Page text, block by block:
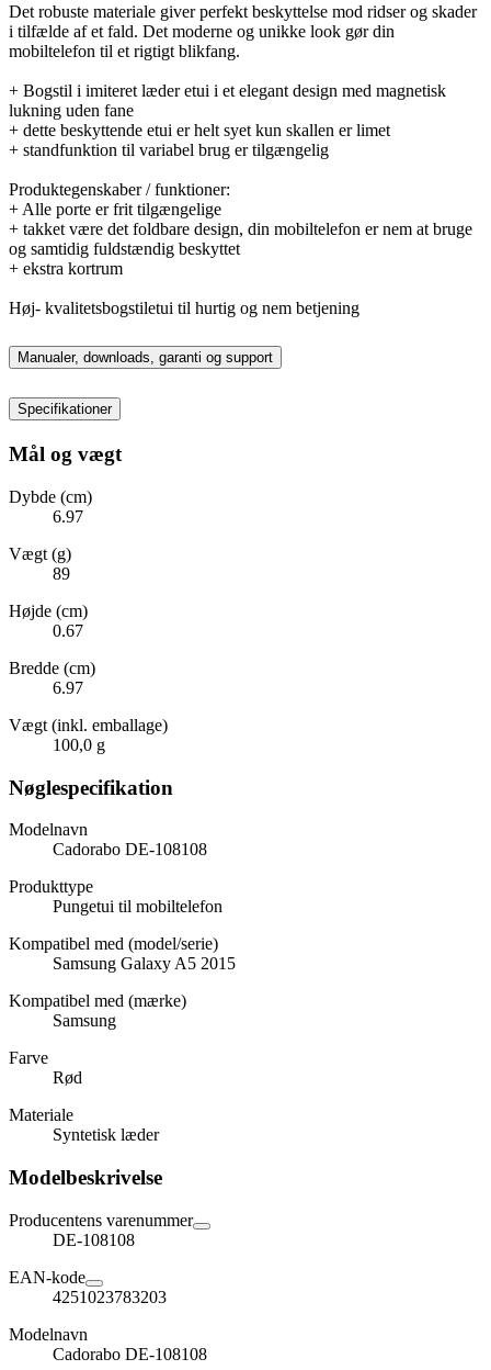
Det robuste materiale giver perfekt beskyttelse mod ridser og skader
i tilfælde af et fald. Det moderne og unikke look gør din
mobiltelefon til et rigtigt blikfang.
+ Bogstil i imiteret læder etui i et elegant design med magnetisk
lukning uden fane
+ dette beskyttende etui er helt syet kun skallen er limet
+ standfunktion til variabel brug er tilgængelig
Produktegenskaber / funktioner:
+ Alle porte er frit tilgængelige
+ takket være det foldbare design, din mobiltelefon er nem at bruge
og samtidig fuldstændig beskyttet
+ ekstra kortrum
Høj- kvalitetsbogstiletui til hurtig og nem betjening
Manualer, downloads, garanti og support
Specifikationer
Mål og vægt
Dybde (cm)
6.97
Vægt (g)
89
Højde (cm)
0.67
Bredde (cm)
6.97
Vægt (inkl. emballage)
100,0 g
Nøglespecifikation
Modelnavn
Cadorabo DE-108108
Produkttype
Pungetui til mobiltelefon
Kompatibel med (model/serie)
Samsung Galaxy A5 2015
Kompatibel med (mærke)
Samsung
Farve
Rød
Materiale
Syntetisk læder
Modelbeskrivelse
Producentens varenummer
DE-108108
EAN-kode
4251023783203
Modelnavn
Cadorabo DE-108108